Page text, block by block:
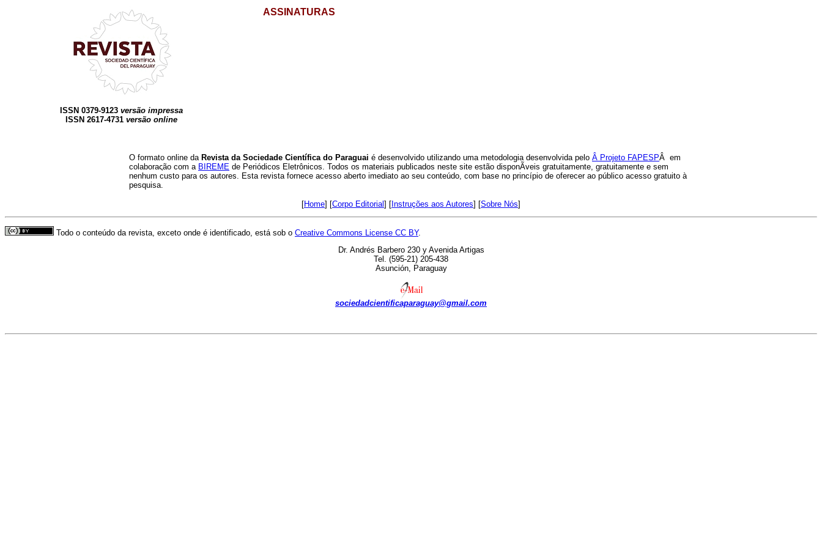
ISSN 0379-9123 versão impressa
ISSN 2617-4731 versão online
ASSINATURAS
O formato online da Revista da Sociedade Científica do Paraguai é desenvolvido utilizando uma metodologia desenvolvida pelo Â Projeto FAPESPÂ em
colaboraςão com a BIREME de Periódicos Eletrônicos. Todos os materiais publicados neste site estão disponÃ­veis gratuitamente, gratuitamente e sem
nenhum custo para os autores. Esta revista fornece acesso aberto imediato ao seu conteúdo, com base no princípio de oferecer ao público acesso gratuito à
pesquisa.
[Home] [Corpo Editorial ] [ Instruções aos Autores] [Sobre Nós]
Todo o conteúdo da revista, exceto onde é identificado, está sob o Creative Commons License CC BY.
Dr. Andrés Barbero 230 y Avenida Artigas
Tel. (595-21) 205-438
Asunción, Paraguay
sociedadcientificaparaguay@gmail.com